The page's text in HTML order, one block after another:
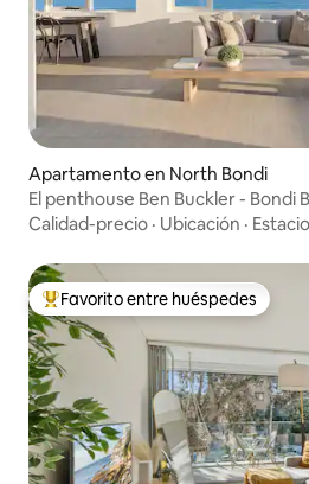
Apartamento en North Bondi
El penthouse Ben Buckler - Bondi
Calidad-precio · Ubicación ·
Favorito entre huéspedes preferido
Favorito entre huéspedes